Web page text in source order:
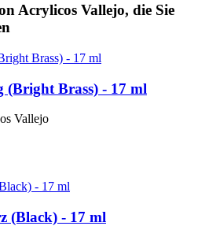
Acrylicos Vallejo, die Sie
(Bright Brass) - 17 ml
Vallejo
(Black) - 17 ml